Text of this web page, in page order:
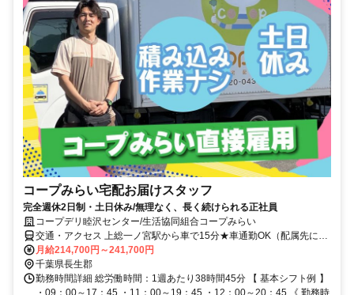
コープみらい宅配お届けスタッフ
完全週休2日制・土日休み/無理なく、長く続けられる正社員
コープデリ睦沢センター/生活協同組合コープみらい
交通・アクセス 上総一ノ宮駅から車で15分★車通勤OK（配属先によ
る）※配属先は、入職時期や各センターの人員状況を踏まえ、本人の
希望を考慮した上で、募集場所を含む通勤可能な範囲のセンターから
決定します。
月給214,700円～241,700円
千葉県長生郡
勤務時間詳細 総労働時間：1週あたり38時間45分 【 基本シフト例 】
・09：00～17：45 ・11：00～19：45 ・12：00～20：45 《 勤務時